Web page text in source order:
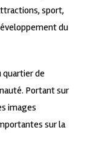
sport,
du
quartier de
Portant sur
images
sur la